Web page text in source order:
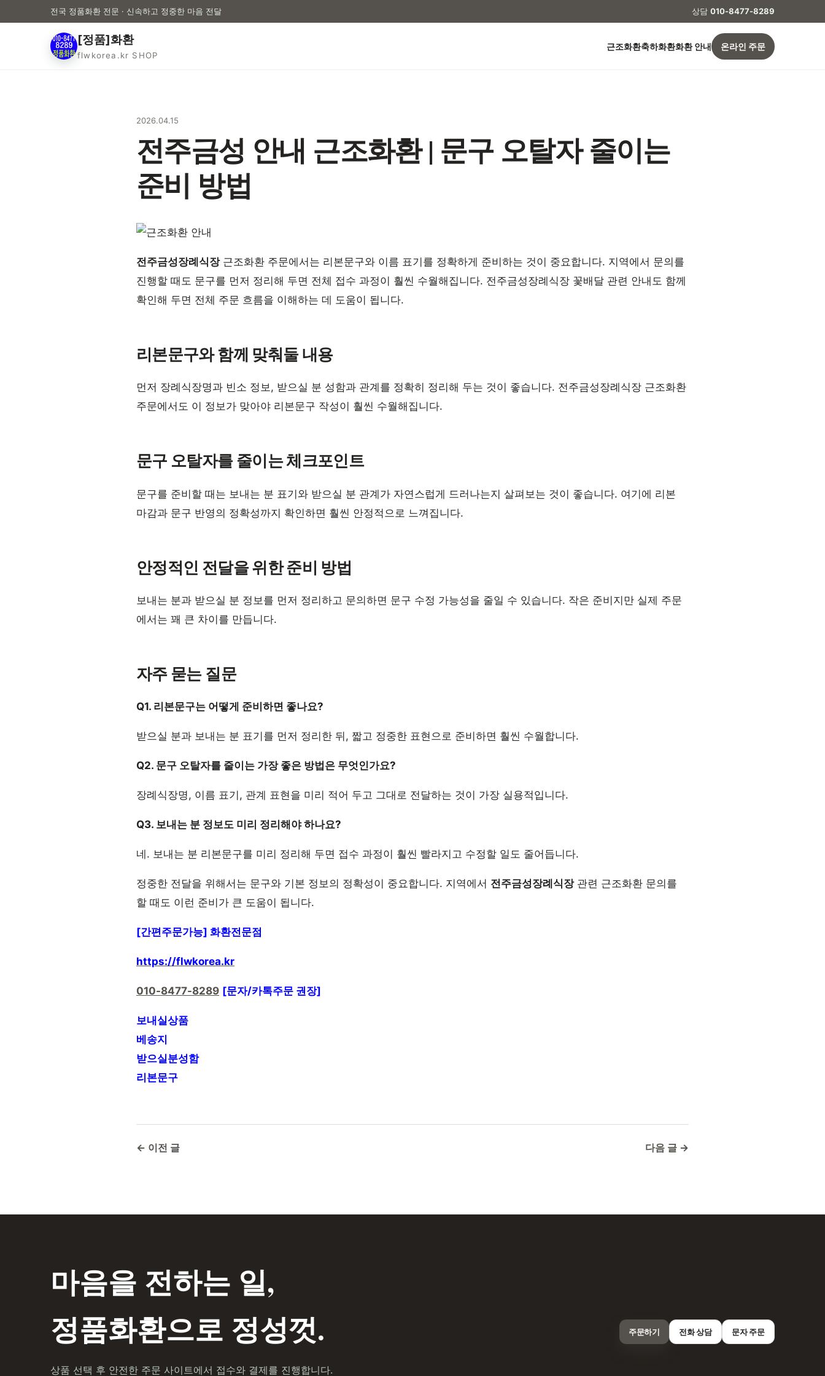
전국 정품화환 전문 · 신속하고 정중한 마음 전달 상담 010-8477-8289
[정품]화환
flwkorea.kr SHOP
근조화환축하화환화환 안내 온라인 주문
2026.04.15
전주금성 안내 근조화환 | 문구 오탈자 줄이는
준비 방법
전주금성장례식장근조화환 주문에서는 리본문구와 이름 표기를 정확하게 준비하는 것이 중요합니다. 지역에서 문의를
진행할 때도 문구를 먼저 정리해 두면 전체 접수 과정이 훨씬 수월해집니다. 전주금성장례식장 꽃배달 관련 안내도 함께
확인해 두면 전체 주문 흐름을 이해하는 데 도움이 됩니다.
리본문구와 함께 맞춰둘 내용
먼저 장례식장명과 빈소 정보, 받으실 분 성함과 관계를 정확히 정리해 두는 것이 좋습니다. 전주금성장례식장 근조화환
주문에서도 이 정보가 맞아야 리본문구 작성이 훨씬 수월해집니다.
문구 오탈자를 줄이는 체크포인트
문구를 준비할 때는 보내는 분 표기와 받으실 분 관계가 자연스럽게 드러나는지 살펴보는 것이 좋습니다. 여기에 리본
마감과 문구 반영의 정확성까지 확인하면 훨씬 안정적으로 느껴집니다.
안정적인 전달을 위한 준비 방법
보내는 분과 받으실 분 정보를 먼저 정리하고 문의하면 문구 수정 가능성을 줄일 수 있습니다. 작은 준비지만 실제 주문
에서는 꽤 큰 차이를 만듭니다.
자주 묻는 질문
Q1. 리본문구는 어떻게 준비하면 좋나요?
받으실 분과 보내는 분 표기를 먼저 정리한 뒤, 짧고 정중한 표현으로 준비하면 훨씬 수월합니다.
Q2. 문구 오탈자를 줄이는 가장 좋은 방법은 무엇인가요?
장례식장명, 이름 표기, 관계 표현을 미리 적어 두고 그대로 전달하는 것이 가장 실용적입니다.
Q3. 보내는 분 정보도 미리 정리해야 하나요?
네. 보내는 분 리본문구를 미리 정리해 두면 접수 과정이 훨씬 빨라지고 수정할 일도 줄어듭니다.
정중한 전달을 위해서는 문구와 기본 정보의 정확성이 중요합니다. 지역에서 전주금성장례식장관련 근조화환 문의를
할 때도 이런 준비가 큰 도움이 됩니다.
[간편주문가능] 화환전문점
https://flwkorea.kr
010-8477-8289 [문자/카톡주문 권장]
보내실상품
베송지
받으실분성함
리본문구
← 이전 글 다음 글 →
마음을 전하는 일,
정품화환으로 정성껏.
상품 선택 후 안전한 주문 사이트에서 접수와 결제를 진행합니다.
주문하기 전화 상담 문자 주문